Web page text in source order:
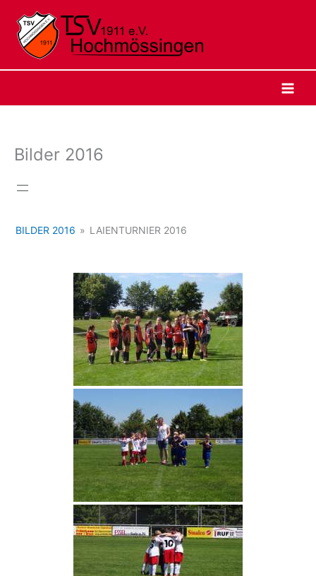
Inhalt
springen
Bilder 2016
BILDER 2016 » LAIENTURNIER 2016